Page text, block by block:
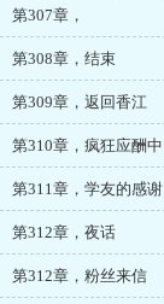
第307章，
第308章，结束
第309章，返回香江
第310章，疯狂应酬中
第311章，学友的感谢
第312章，夜话
第312章，粉丝来信